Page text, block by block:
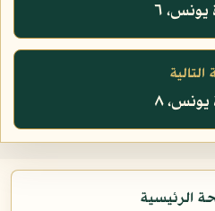
٦
التالية
٨
الرئيسية